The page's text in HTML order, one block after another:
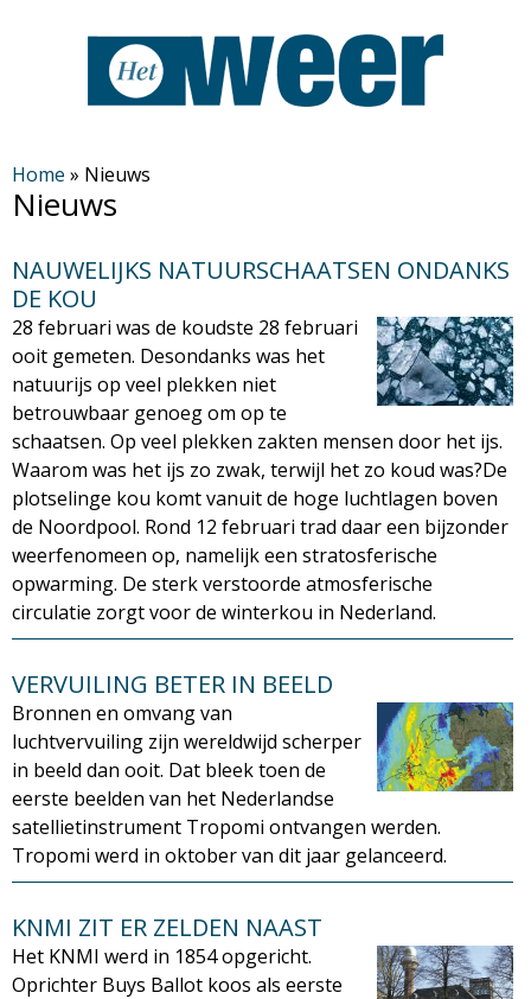
en
naar
H
e
t
W
e
e
r
M
a
g
a
z
i
n
e
Home » Nieuws
Nieuws
NAUWELIJKS NATUURSCHAATSEN ONDANKS
DE KOU
28 februari was de koudste 28 februari
ooit gemeten. Desondanks was het
natuurijs op veel plekken niet
betrouwbaar genoeg om op te
schaatsen. Op veel plekken zakten mensen door het ijs.
Waarom was het ijs zo zwak, terwijl het zo koud was?De
plotselinge kou komt vanuit de hoge luchtlagen boven
de Noordpool. Rond 12 februari trad daar een bijzonder
weerfenomeen op, namelijk een stratosferische
opwarming. De sterk verstoorde atmosferische
circulatie zorgt voor de winterkou in Nederland.
VERVUILING BETER IN BEELD
Bronnen en omvang van
luchtvervuiling zijn wereldwijd scherper
in beeld dan ooit. Dat bleek toen de
eerste beelden van het Nederlandse
satellietinstrument Tropomi ontvangen werden.
Tropomi werd in oktober van dit jaar gelanceerd.
KNMI ZIT ER ZELDEN NAAST
Het KNMI werd in 1854 opgericht.
Oprichter Buys Ballot koos als eerste